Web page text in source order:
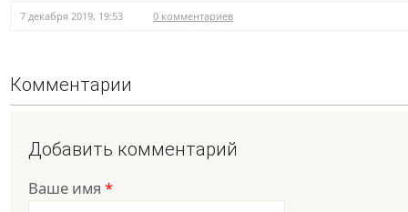
7 декабря 2019, 19:53 0 комментариев
Комментарии
Добавить комментарий
Ваше имя *